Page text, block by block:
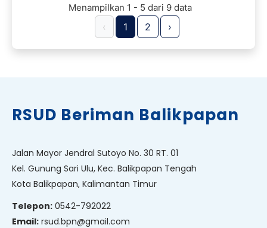
Menampilkan 1 - 5 dari 9 data
‹ 1 2 ›
RSUD Beriman Balikpapan
Jalan Mayor Jendral Sutoyo No. 30 RT. 01
Kel. Gunung Sari Ulu, Kec. Balikpapan Tengah
Kota Balikpapan, Kalimantan Timur
Telepon: 0542-792022
Email: rsud.bpn@gmail.com